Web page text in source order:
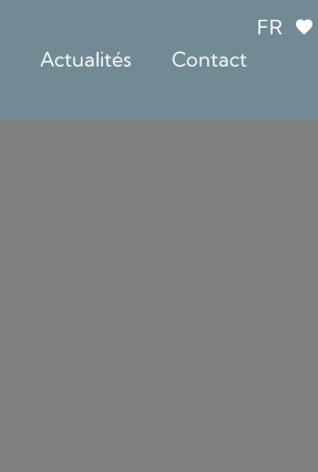
FR
Actualités Contact